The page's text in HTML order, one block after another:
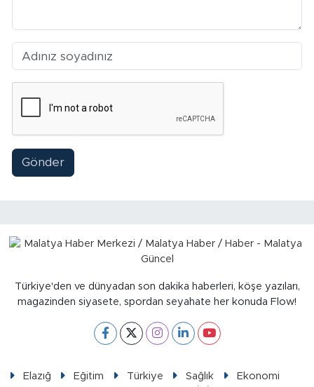
Gönder
Türkiye'den ve dünyadan son dakika haberleri, köşe yazıları,
magazinden siyasete, spordan seyahate her konuda Flow!
Elazığ Eğitim Türkiye Sağlık
Ekonomi